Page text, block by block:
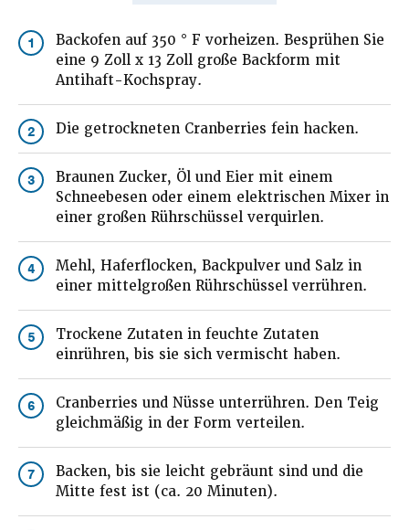
1
Backofen auf 350 ° F vorheizen. Besprühen Sie
eine 9 Zoll x 13 Zoll große Backform mit
Antihaft-Kochspray.
2 Die getrockneten Cranberries fein hacken.
3
Braunen Zucker, Öl und Eier mit einem
Schneebesen oder einem elektrischen Mixer in
einer großen Rührschüssel verquirlen.
4
Mehl, Haferflocken, Backpulver und Salz in
einer mittelgroßen Rührschüssel verrühren.
5
Trockene Zutaten in feuchte Zutaten
einrühren, bis sie sich vermischt haben.
6
Cranberries und Nüsse unterrühren. Den Teig
gleichmäßig in der Form verteilen.
7
Backen, bis sie leicht gebräunt sind und die
Mitte fest ist (ca. 20 Minuten).